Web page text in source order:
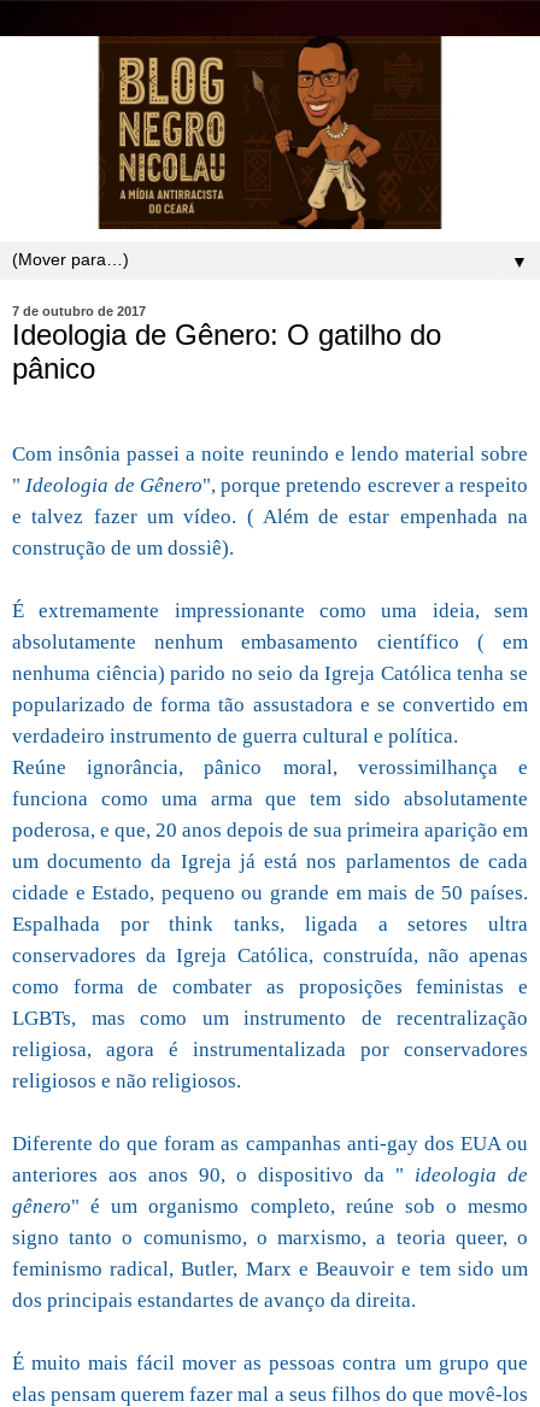
▼
7 de outubro de 2017
Ideologia de Gênero: O gatilho do
pânico
Com insônia passei a noite reunindo e lendo material sobre
" Ideologia de Gênero", porque pretendo escrever a respeito
e talvez fazer um vídeo. ( Além de estar empenhada na
construção de um dossiê).
É extremamente impressionante como uma ideia, sem
absolutamente nenhum embasamento científico ( em
nenhuma ciência) parido no seio da Igreja Católica tenha se
popularizado de forma tão assustadora e se convertido em
verdadeiro instrumento de guerra cultural e política.
Reúne ignorância, pânico moral, verossimilhança e
funciona como uma arma que tem sido absolutamente
poderosa, e que, 20 anos depois de sua primeira aparição em
um documento da Igreja já está nos parlamentos de cada
cidade e Estado, pequeno ou grande em mais de 50 países.
Espalhada por think tanks, ligada a setores ultra
conservadores da Igreja Católica, construída, não apenas
como forma de combater as proposições feministas e
LGBTs, mas como um instrumento de recentralização
religiosa, agora é instrumentalizada por conservadores
religiosos e não religiosos.
Diferente do que foram as campanhas anti-gay dos EUA ou
anteriores aos anos 90, o dispositivo da " ideologia de
gênero" é um organismo completo, reúne sob o mesmo
signo tanto o comunismo, o marxismo, a teoria queer, o
feminismo radical, Butler, Marx e Beauvoir e tem sido um
dos principais estandartes de avanço da direita.
É muito mais fácil mover as pessoas contra um grupo que
elas pensam querem fazer mal a seus filhos do que movê-los